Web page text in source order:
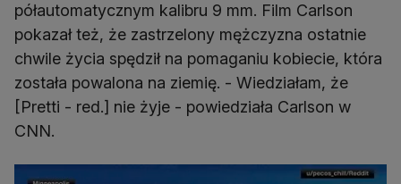
półautomatycznym kalibru 9 mm. Film Carlson
pokazał też, że zastrzelony mężczyzna ostatnie
chwile życia spędził na pomaganiu kobiecie, która
została powalona na ziemię. - Wiedziałam, że
[Pretti - red.] nie żyje - powiedziała Carlson w
CNN.